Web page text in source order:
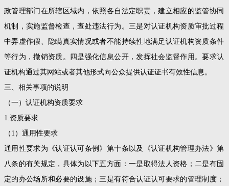
政管理部门在所辖区域内，依照各自法定职责，建立相应的监管协同
机制，实施监督检查，查处违法行为。三是对认证机构资质审批过程
中弄虚作假、隐瞒真实情况或者不能持续性地满足认证机构资质条件
等行为，撤销资质。四是强化信息公开，发挥社会监督作用。要求认
证机构通过其网站或者其他形式向公众提供认证证书有效性信息。
三、相关事项的说明
（一）认证机构资质要求
1.资质要求
（1）通用性要求
通用性要求为《认证认可条例》第十条以及《认证机构管理办法》第
八条的有关规定，具体为以下五方面：一是取得法人资格；二是有固
定的办公场所和必要的设施；三是有符合认证认可要求的管理制度；